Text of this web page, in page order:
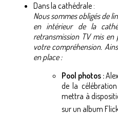
Dans la cathédrale :
Nous sommes obligés de
en intérieur de la
retransmission TV mis en
votre compréhension.
en place :
Pool photos :
de la
mettra à
sur un album